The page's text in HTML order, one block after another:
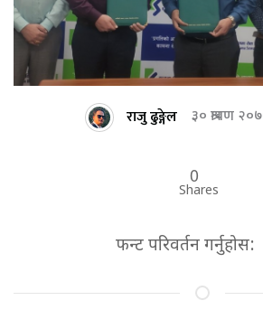
राजु ढुङ्गेल ३० श्रावण
0
Shares
फन्ट परिवर्तन गर्नुहोस: